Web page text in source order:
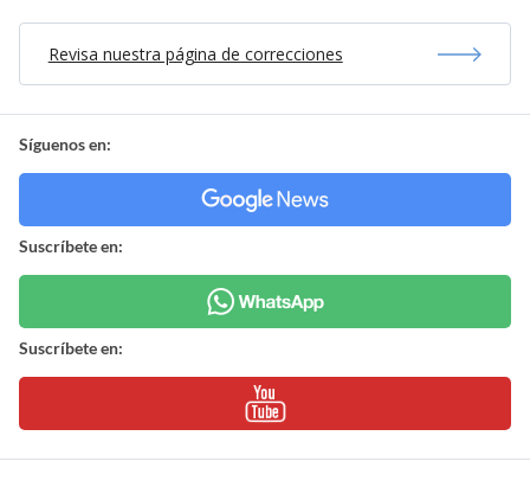
Revisa nuestra página de correcciones
Síguenos en:
Suscríbete en:
Suscríbete en: